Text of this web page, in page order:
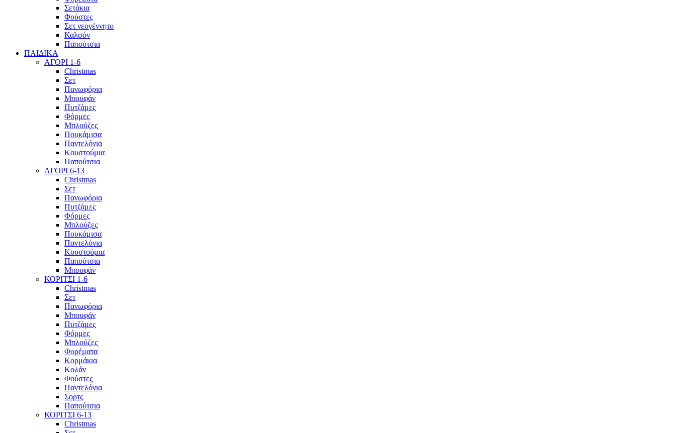
Σετάκια
Φούστες
Σετ νεογέννητο
Καλσόν
Παπούτσια
ΠΑΙΔΙΚΑ
ΑΓΟΡΙ 1-6
Christmas
Σετ
Πανωφόρια
Μπουφάν
Πυτζάμες
Φόρμες
Μπλούζες
Πουκάμισα
Παντελόνια
Κουστούμια
Παπούτσια
ΑΓΟΡΙ 6-13
Christmas
Σετ
Πανωφόρια
Πυτζάμες
Φόρμες
Μπλούζες
Πουκάμισα
Παντελόνια
Κουστούμια
Παπούτσια
Μπουφάν
ΚΟΡΙΤΣΙ 1-6
Christmas
Σετ
Πανωφόρια
Μπουφάν
Πυτζάμες
Φόρμες
Μπλούζες
Φορέματα
Κορμάκια
Κολάν
Φούστες
Παντελόνια
Σορτς
Παπούτσια
ΚΟΡΙΤΣΙ 6-13
Christmas